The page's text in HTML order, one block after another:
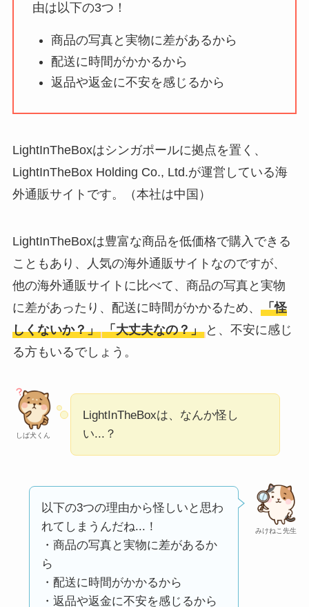
本当？
【怪しい？】帝国デ
ミ・評判は実際ど
【怪しい？】セルプ
口コミ・評判
Liteの口コミ・評判 は
実際どう？
ユリカコーポレーシ
いって本当？
【怪しい？】株式会
Temuは怪しい？口コ
ミ・評判が正直ヤバ
いって本当？
由は以下の3つ！
商品の写真と実物に差があるから
配送に時間がかかるから
返品や返金に不安を感じるから
LightInTheBoxはシンガポールに拠点を置く、
LightInTheBox Holding Co., Ltd.が運営している海
外通販サイトです。（本社は中国）
LightInTheBoxは豊富な商品を低価格で購入できる
こともあり、人気の海外通販サイトなのですが、
他の海外通販サイトに比べて、商品の写真と実物
に差があったり、配送に時間がかかるため、 「怪
しくないか？」 「大丈夫なの？」 と、不安に感じ
る方もいるでしょう。
しば犬くん
LightInTheBoxは、なんか怪し
い...？
みけねこ先生
以下の3つの理由から怪しいと思わ
れてしまうんだね...！
・商品の写真と実物に差があるか
ら
・配送に時間がかかるから
・返品や返金に不安を感じるから